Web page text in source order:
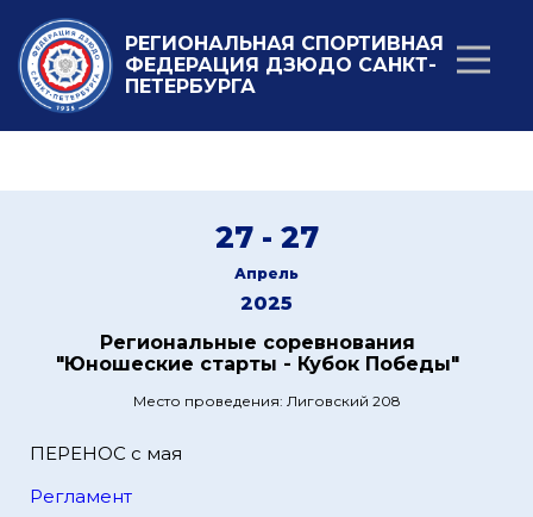
РЕГИОНАЛЬНАЯ СПОРТИВНАЯ
ФЕДЕРАЦИЯ ДЗЮДО САНКТ-
ПЕТЕРБУРГА
27 - 27
Апрель
2025
Региональные соревнования
"Юношеские старты - Кубок Победы"
Место проведения: Лиговский 208
ПЕРЕНОС с мая
Регламент